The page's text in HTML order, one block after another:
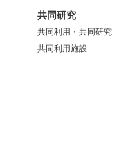
共同研究
共同利用・共同研究
共同利用施設